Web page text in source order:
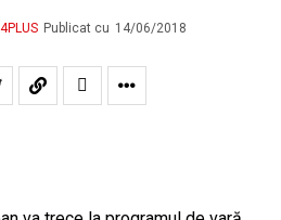
Publicat cu 14/06/2018